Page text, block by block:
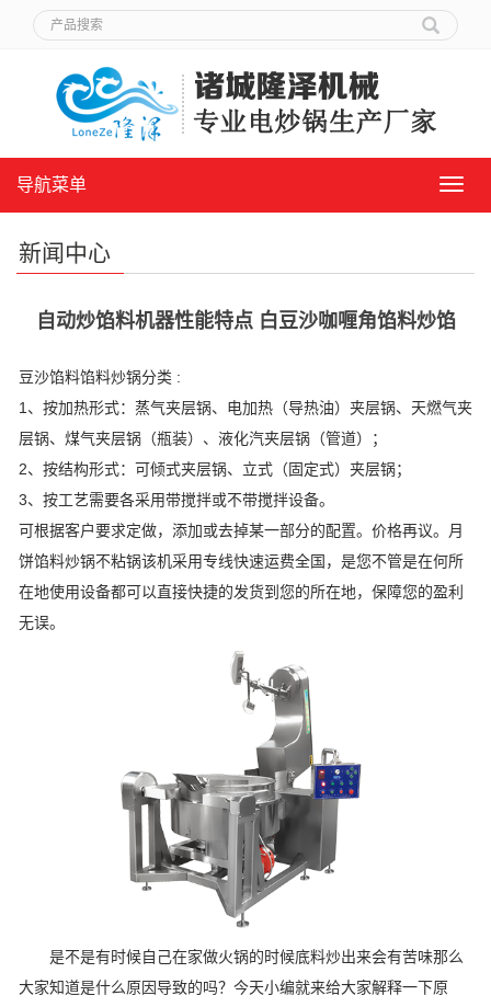
导
导航菜单
新闻中心
自动炒馅料机器性能特点 白豆沙咖喱角馅料炒馅
豆沙馅料馅料炒锅分类 :
1、按加热形式：蒸气夹层锅、电加热（导热油）夹层锅、天燃气夹
层锅、煤气夹层锅（瓶装）、液化汽夹层锅（管道）；
2、按结构形式：可倾式夹层锅、立式（固定式）夹层锅；
3、按工艺需要各采用带搅拌或不带搅拌设备。
可根据客户要求定做，添加或去掉某一部分的配置。价格再议。月
饼馅料炒锅不粘锅该机采用专线快速运费全国，是您不管是在何所
在地使用设备都可以直接快捷的发货到您的所在地，保障您的盈利
无误。
是不是有时候自己在家做火锅的时候底料炒出来会有苦味那么
大家知道是什么原因导致的吗？今天小编就来给大家解释一下原